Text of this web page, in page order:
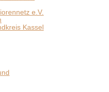
e.V.
Kassel